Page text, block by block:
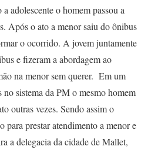
adolescente o homem passou a
Após o ato a menor saiu do ônibus
o ocorrido. A jovem juntamente
e fizeram a abordagem ao
na menor sem querer. Em um
sistema da PM o mesmo homem
outras vezes. Sendo assim o
para prestar atendimento a menor e
a delegacia da cidade de Mallet,